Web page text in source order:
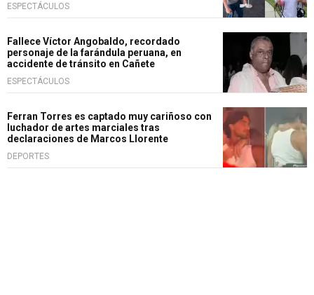
ESPECTÁCULOS
Fallece Víctor Angobaldo, recordado
personaje de la farándula peruana, en
accidente de tránsito en Cañete
ESPECTÁCULOS
Ferran Torres es captado muy cariñoso con
luchador de artes marciales tras
declaraciones de Marcos Llorente
DEPORTES